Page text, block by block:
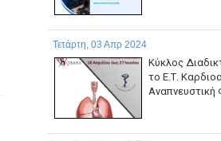
Τετάρτη, 03 Απρ 2024
Κύκλος
το Ε.Τ.
Αναπνευστική